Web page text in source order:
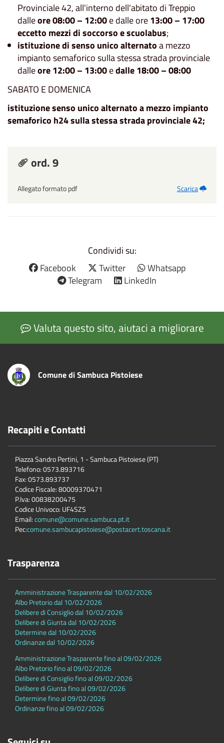
Provinciale 42, all'interno dell'abitato di Treppio
dalleore 08:00 – 12:00e dalle ore13:00 – 17:00
eccetto mezzi di soccorso e scuolabus;
istituzione di senso unico alternatoa mezzo
impianto semaforico sulla stessa strada provinciale
dalleore 12:00 – 13:00edalle 18:00 – 08:00
SABATO E DOMENICA
istituzione senso unico alternato a mezzo impianto
semaforico h24 sulla stessa strada provinciale 42;
ord. 9
Allegato formato pdf Scarica
Condividi su:
Facebook
Twitter
Whatsapp
Telegram
LinkedIn
Valuta questo sito, aiutaci a migliorare
Comune di Sambuca Pistoiese
Recapiti e Contatti
Piazza Sandro Pertini, 1 - Sambuca Pistoiese (PT)
Telefono: 0573.893716
Fax: 0573.893737
Codice Fiscale: 80009370471
P.Iva: 00838200475
Codice Univoco: UF4SZS
Email:comune@comune.sambuca.pt.it
Pec:comune.sambucapistoiese@postacert.toscana.it
Trasparenza
Amministrazione Trasparente dal 10/02/2026
Albo Pretorio dal 10/02/2026
Delibere di Consiglio dal 10/02/2026
Delibere di Giunta dal 10/02/2026
Determine dal 10/02/2026
Ordinanze dal 10/02/2026
Amministrazione Trasparente fino al 09/02/2026
Albo Pretorio fino al 09/02/2026
Delibere di Consiglio fino al 09/02/2026
Delibere di Giunta fino al 09/02/2026
Determine fino al 09/02/2026
Ordinanze fino al 09/02/2026